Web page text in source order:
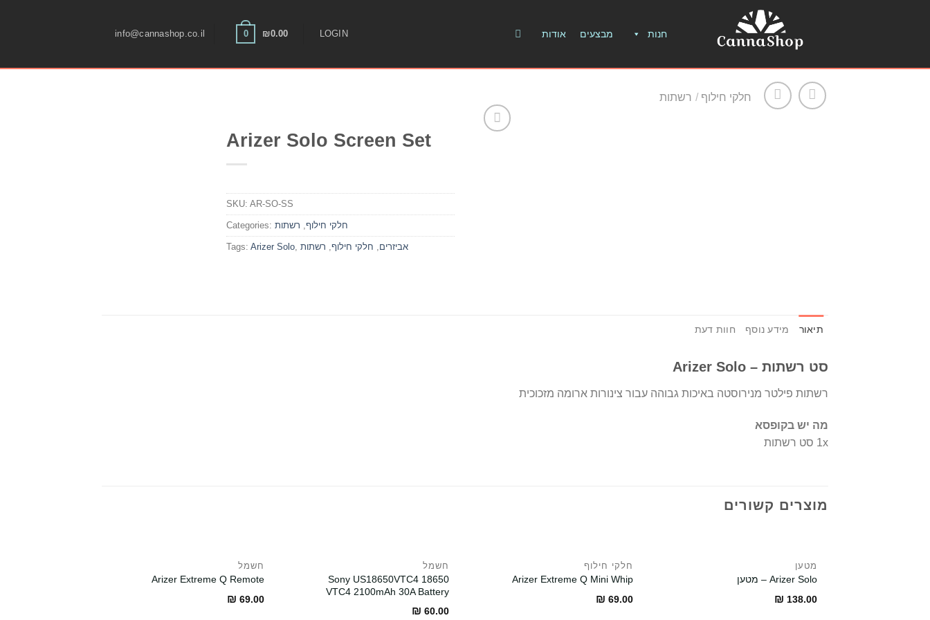
חנות מבצעים אודות LOGIN
₪0.00
0
info@cannashop.co.il
חלקי חילוף / רשתות
Arizer Solo Screen Set
SKU: AR-SO-SS
Categories: חלקי חילוף, רשתות
Tags: Arizer Solo, אביזרים, חלקי חילוף, רשתות
תיאור מידע נוסף חוות דעת
סט רשתות – Arizer Solo
רשתות פילטר מנירוסטה באיכות גבוהה עבור צינורות ארומה מזכוכית
מה יש בקופסא
1x סט רשתות
מוצרים קשורים
מטען
Arizer Solo – מטען
₪ 138.00
חלקי חילוף
Arizer Extreme Q Mini Whip
₪ 69.00
חשמל
Sony US18650VTC4 18650
VTC4 2100mAh 30A Battery
₪ 60.00
חשמל
Arizer Extreme Q Remote
₪ 69.00